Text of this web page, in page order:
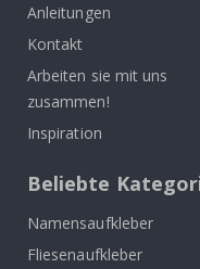
Anleitungen
Kontakt
Arbeiten sie mit uns
zusammen!
Inspiration
Beliebte
Namensaufkleber
Fliesenaufkleber